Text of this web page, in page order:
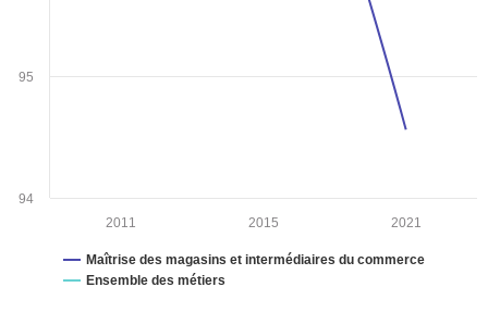
Maîtrise des magasins et intermédiaires du commerce
Ensemble des métiers
2011 2015 2021
94
95